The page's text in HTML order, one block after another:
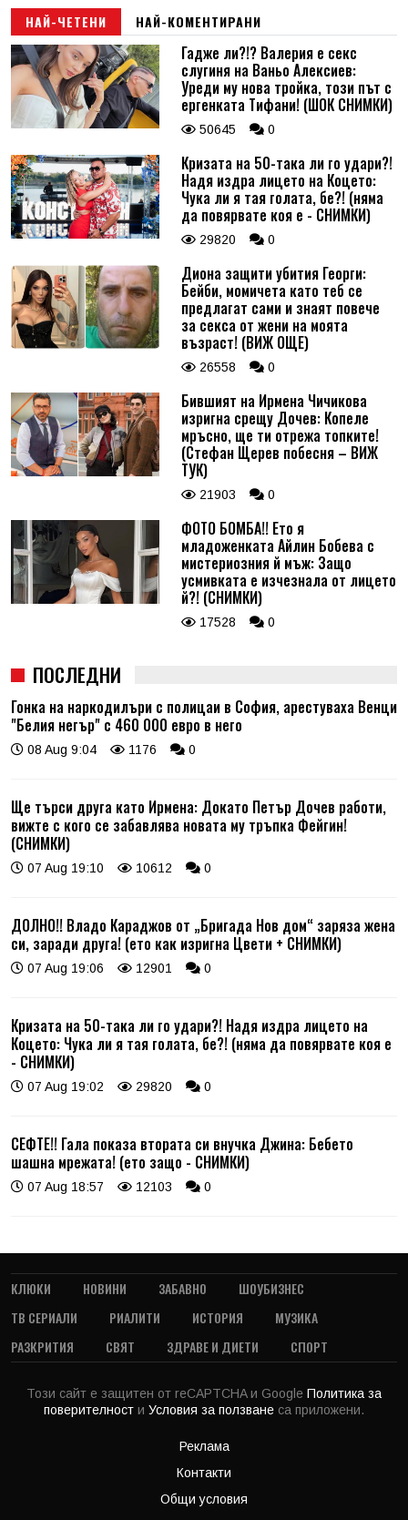
НАЙ-ЧЕТЕНИ НАЙ-КОМЕНТИРАНИ
Гадже ли?!? Валерия е секс
слугиня на Ваньо Алексиев:
Уреди му нова тройка, този път с
ергенката Тифани! (ШОК СНИМКИ)
50645 0
Кризата на 50-така ли го удари?!
Надя издра лицето на Коцето:
Чука ли я тая голата, бе?! (няма
да повярвате коя е - СНИМКИ)
29820 0
Диона защити убития Георги:
Бейби, момичета като теб се
предлагат сами и знаят повече
за секса от жени на моята
възраст! (ВИЖ ОЩЕ)
26558 0
Бившият на Ирмена Чичикова
изригна срещу Дочев: Копеле
мръсно, ще ти отрежа топките!
(Стефан Щерев побесня – ВИЖ
ТУК)
21903 0
ФОТО БОМБА!! Ето я
младоженката Айлин Бобева с
мистериозния й мъж: Защо
усмивката е изчезнала от лицето
й?! (СНИМКИ)
17528 0
ПОСЛЕДНИ
Гонка на наркодилъри с полицаи в София, арестуваха Венци
"Белия негър" с 460 000 евро в него
08 Aug 9:04 1176 0
Ще търси друга като Ирмена: Докато Петър Дочев работи,
вижте с кого се забавлява новата му тръпка Фейгин!
(СНИМКИ)
07 Aug 19:10 10612 0
ДОЛНО!! Владо Караджов от „Бригада Нов дом“ заряза жена
си, заради друга! (ето как изригна Цвети + СНИМКИ)
07 Aug 19:06 12901 0
Кризата на 50-така ли го удари?! Надя издра лицето на
Коцето: Чука ли я тая голата, бе?! (няма да повярвате коя е
- СНИМКИ)
07 Aug 19:02 29820 0
СЕФТЕ!! Гала показа втората си внучка Джина: Бебето
шашна мрежата! (ето защо - СНИМКИ)
07 Aug 18:57 12103 0
КЛЮКИ НОВИНИ ЗАБАВНО
ШОУБИЗНЕС
ТВ СЕРИАЛИ
РИАЛИТИ ИСТОРИЯ
МУЗИКА
РАЗКРИТИЯ
СВЯТ ЗДРАВЕ И ДИЕТИ СПОРТ
Този сайт е защитен от reCAPTCHA и Google Политика за
поверителност и Условия за ползване са приложени.
Реклама
Контакти
Общи условия